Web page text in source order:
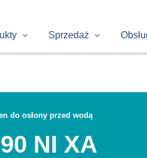
Sprzedaż
do osłony przed wodą
NI XA